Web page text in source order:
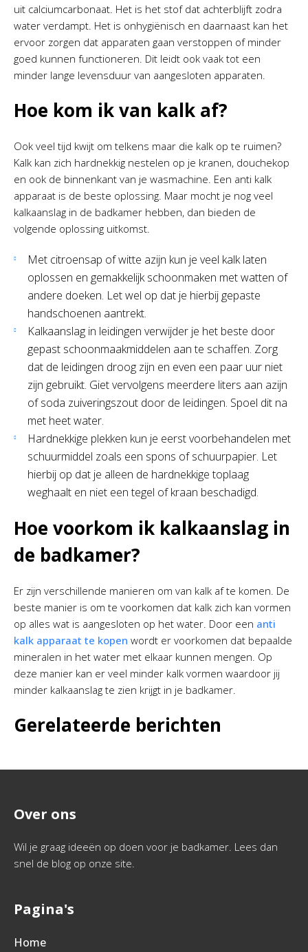
uit calciumcarbonaat. Het is het stof dat achterblijft zodra
water verdampt. Het is onhygiënisch en daarnaast kan het
ervoor zorgen dat apparaten gaan verstoppen of minder
goed kunnen functioneren. Dit leidt ook vaak tot een
minder lange levensduur van aangesloten apparaten.
Hoe kom ik van kalk af?
Ook veel tijd kwijt om telkens maar die kalk op te ruimen?
Kalk kan zich hardnekkig nestelen op je kranen, douchekop
en ook de binnenkant van je wasmachine. Een anti kalk
apparaat is de beste oplossing. Maar mocht je nog veel
kalkaanslag in de badkamer hebben, dan bieden de
volgende oplossing uitkomst.
Met citroensap of witte azijn kun je veel kalk laten
oplossen en gemakkelijk schoonmaken met watten of
andere doeken. Let wel op dat je hierbij gepaste
handschoenen aantrekt.
Kalkaanslag in leidingen verwijder je het beste door
gepast schoonmaakmiddelen aan te schaffen. Zorg
dat de leidingen droog zijn en even een paar uur niet
zijn gebruikt. Giet vervolgens meerdere liters aan azijn
of soda zuiveringszout door de leidingen. Spoel dit na
met heet water.
Hardnekkige plekken kun je eerst voorbehandelen met
schuurmiddel zoals een spons of schuurpapier. Let
hierbij op dat je alleen de hardnekkige toplaag
weghaalt en niet een tegel of kraan beschadigd.
Hoe voorkom ik kalkaanslag in
de badkamer?
Er zijn verschillende manieren om van kalk af te komen. De
beste manier is om te voorkomen dat kalk zich kan vormen
op alles wat is aangesloten op het water. Door een anti
kalk apparaat te kopen wordt er voorkomen dat bepaalde
mineralen in het water met elkaar kunnen mengen. Op
deze manier kan er veel minder kalk vormen waardoor jij
minder kalkaanslag te zien krijgt in je badkamer.
Gerelateerde berichten
Over ons
Wil je graag ideeën op doen voor je badkamer. Lees dan
snel de blog op onze site.
Pagina's
Home